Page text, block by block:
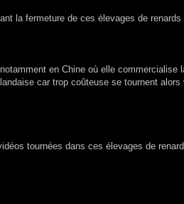
la fermeture de ces élevages de
en Chine où elle commercialise
car trop coûteuse se tournent alors
tournées dans ces élevages de